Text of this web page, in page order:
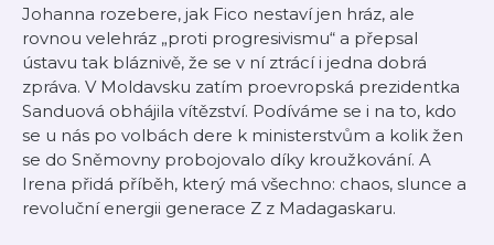
Johanna rozebere, jak Fico nestaví jen hráz, ale
rovnou velehráz „proti progresivismu“ a přepsal
ústavu tak bláznivě, že se v ní ztrácí i jedna dobrá
zpráva. V Moldavsku zatím proevropská prezidentka
Sanduová obhájila vítězství. Podíváme se i na to, kdo
se u nás po volbách dere k ministerstvům a kolik žen
se do Sněmovny probojovalo díky kroužkování. A
Irena přidá příběh, který má všechno: chaos, slunce a
revoluční energii generace Z z Madagaskaru.